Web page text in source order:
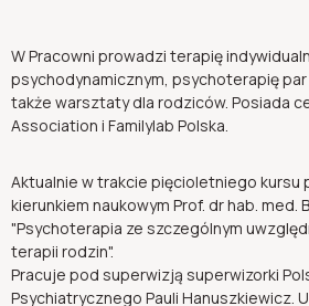
W Pracowni prowadzi terapię
psychodynamicznym, psychoterapię
także warsztaty dla rodziców. Posiada
Association i Familylab Polska.
Aktualnie w trakcie pięcioletniego kursu
kierunkiem naukowym Prof. dr hab. med.
"Psychoterapia ze szczególnym
terapii rodzin".
Pracuje pod superwizją superwizorki
Psychiatrycznego Pauli Hanuszkiewicz.